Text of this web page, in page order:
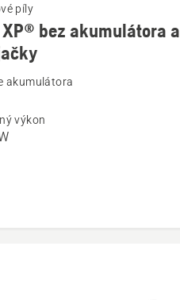
píly
bez akumulátora a
akumulátora
výkon